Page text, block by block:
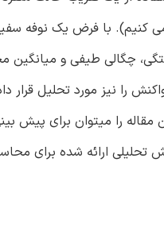
کنیم). با فرض یک نوفه
چگالی طیفی و میانگین
نیز مورد تحلیل قرار
را میتوان برای پیش
تحلیلی ارائه شده برای